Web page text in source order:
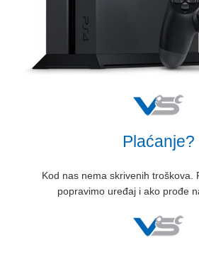
Plaćanje?
Kod nas nema skrivenih troškova.
popravimo uređaj i ako prođe